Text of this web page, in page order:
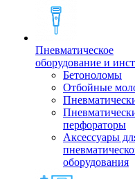
Пневматическое
оборудование и
Бетоноломы
Отбойные
перфораторы
Аксессуары
оборудования